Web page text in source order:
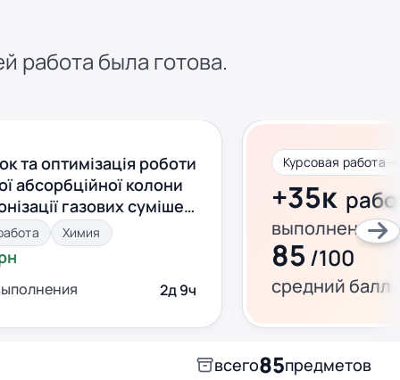
работа была готова.
та оптимізація роботи
абсорбційної колони
газових сумішей
Химия
2д 9ч
Курсовая работа
+35к
выполнено за
85/100
средний балл
всего85предметов